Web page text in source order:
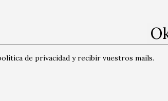
de privacidad y recibir vuestros mails.